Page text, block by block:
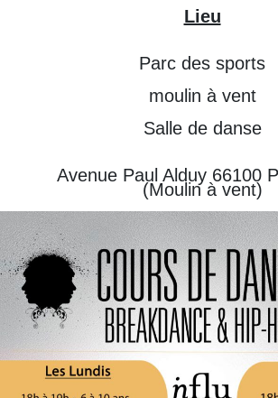
Lieu
Parc des sports
moulin à vent
Salle de danse
Avenue Paul Alduy 66100
(Moulin à vent)